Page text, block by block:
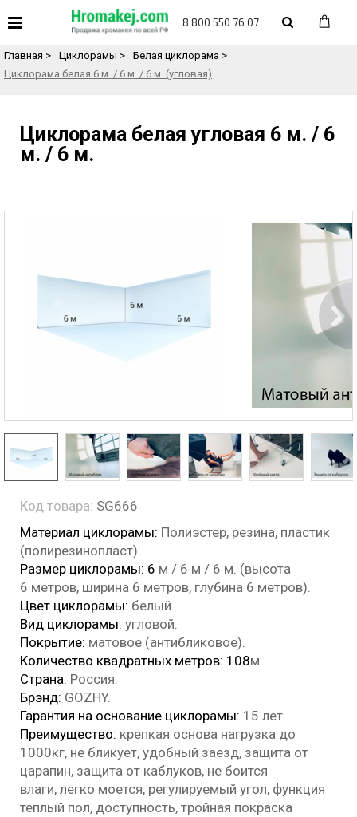
8 800 550 76 07
Назад в каталог товаров
Главная > Циклорамы > Белая циклорама >
Циклорама белая 6 м. / 6 м. / 6 м. (угловая)
Циклорама белая угловая 6 м. / 6
м. / 6 м.
Код товара: SG666
Материал циклорамы: Полиэстер, резина, пластик
(полирезинопласт).
Размер циклорамы: 6 м / 6 м / 6 м. (высота
6 метров, ширина 6 метров, глубина 6 метров).
Цвет циклорамы: белый.
Вид циклорамы: угловой.
Покрытие: матовое (антибликовое).
Количество квадратных метров: 108м.
Страна: Россия.
Брэнд: GOZHY.
Гарантия на основание циклорамы: 15 лет.
Преимущество: крепкая основа нагрузка до
1000кг, не бликует, удобный заезд, защита от
царапин, защита от каблуков, не боится
влаги, легко моется, регулируемый угол, функция
теплый пол, доступность, тройная покраска